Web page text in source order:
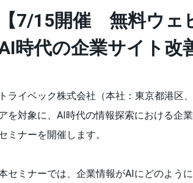
【7/15開催 無料ウェ
時代の企業サイト改
トライベック株式会社（本社：東京都港区
を対象に、AI時代の情報探索における企
ミナーを開催します。
セミナーでは、企業情報がAIにどのよう